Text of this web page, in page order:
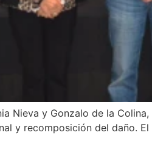
Nieva y Gonzalo de la
y recomposición del daño.